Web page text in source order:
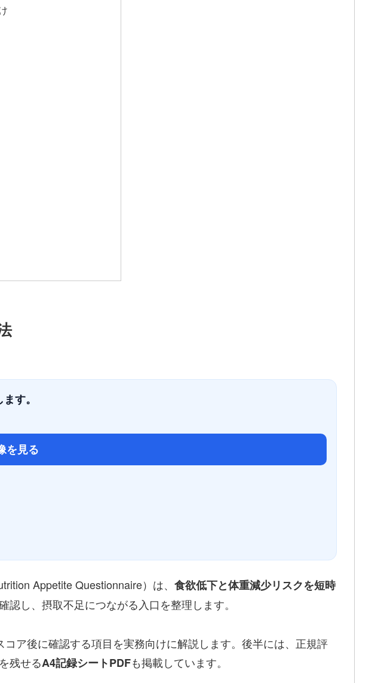
す。
を見る
Appetite Questionnaire）は、 食欲低下と体重減少リスクを短時
し、摂取不足につながる入口を整理します。
ア後に確認する項目を実務向けに解説します。後半には、正規評
残せるA4記録シートPDFも掲載しています。